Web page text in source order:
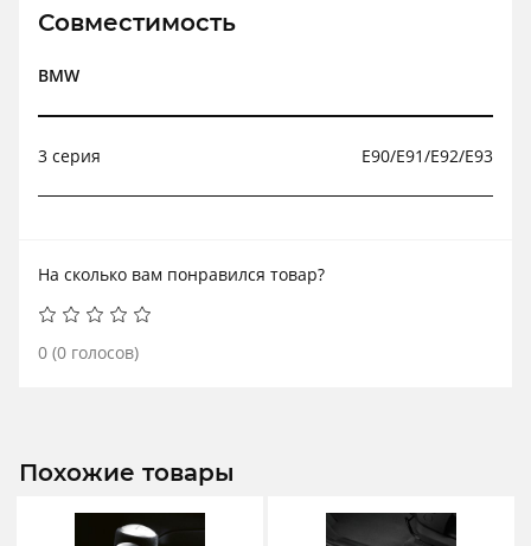
Совместимость
BMW
3 серия E90/E91/E92/E93
На сколько вам понравился товар?
0 (0 голосов)
Похожие товары